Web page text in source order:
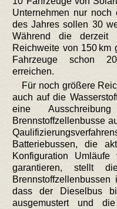
Unternehmen nur noch
des Jahres sollen 30
Während die derzeit
Reichweite von 150 km
Fahrzeuge schon
erreichen.
Für noch größere
auch auf die
eine
Brennstoffzellenbusse
Batteriebussen, die
Konfiguration
garantieren, stellt
dass der Dieselbus
ausgemustert und